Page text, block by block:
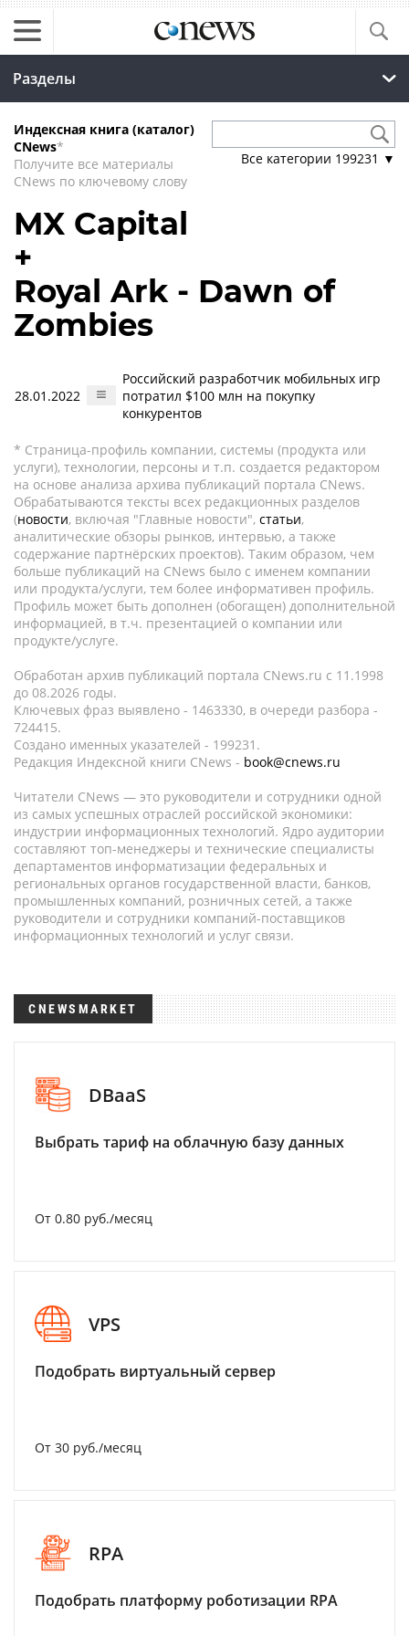
Разделы
Индексная книга (каталог)
CNews*
Получите все материалы
CNews по ключевому слову
Все категории 199231 ▼
MX Capital
+
Royal Ark - Dawn of
Zombies
28.01.2022
Российский разработчик мобильных игр
потратил $100 млн на покупку
конкурентов
* Страница-профиль компании, системы (продукта или
услуги), технологии, персоны и т.п. создается редактором
на основе анализа архива публикаций портала CNews.
Обрабатываются тексты всех редакционных разделов
(новости, включая "Главные новости", статьи,
аналитические обзоры рынков, интервью, а также
содержание партнёрских проектов). Таким образом, чем
больше публикаций на CNews было с именем компании
или продукта/услуги, тем более информативен профиль.
Профиль может быть дополнен (обогащен) дополнительной
информацией, в т.ч. презентацией о компании или
продукте/услуге.
Обработан архив публикаций портала CNews.ru c 11.1998
до 08.2026 годы.
Ключевых фраз выявлено - 1463330, в очереди разбора -
724415.
Создано именных указателей - 199231.
Редакция Индексной книги CNews - book@cnews.ru
Читатели CNews — это руководители и сотрудники одной
из самых успешных отраслей российской экономики:
индустрии информационных технологий. Ядро аудитории
составляют топ-менеджеры и технические специалисты
департаментов информатизации федеральных и
региональных органов государственной власти, банков,
промышленных компаний, розничных сетей, а также
руководители и сотрудники компаний-поставщиков
информационных технологий и услуг связи.
CNEWSMARKET
DBaaS
Выбрать тариф на облачную базу данных
От 0.80 руб./месяц
VPS
Подобрать виртуальный сервер
От 30 руб./месяц
RPA
Подобрать платформу роботизации RPA